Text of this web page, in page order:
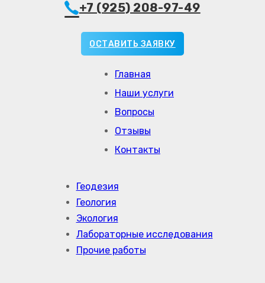
Главная
Наши услуги
Вопросы
Отзывы
Контакты
Геодезия
Геология
Экология
Лабораторные исследования
Прочие работы
+7 (925) 208-97-49
ОСТАВИТЬ ЗАЯВКУ